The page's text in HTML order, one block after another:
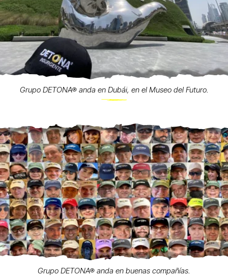
Grupo DETONA® anda en Dubái, en el Museo del Futuro.
Grupo DETONA® anda en buenas compañías.